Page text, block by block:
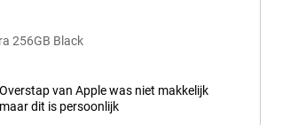
256GB Black
Overstap van Apple was niet makkelijk
maar dit is persoonlijk